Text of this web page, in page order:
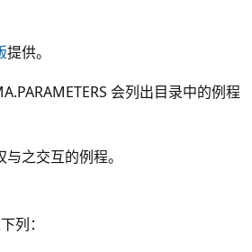
提供。
会列出目录中的例程
之交互的例程。
列：